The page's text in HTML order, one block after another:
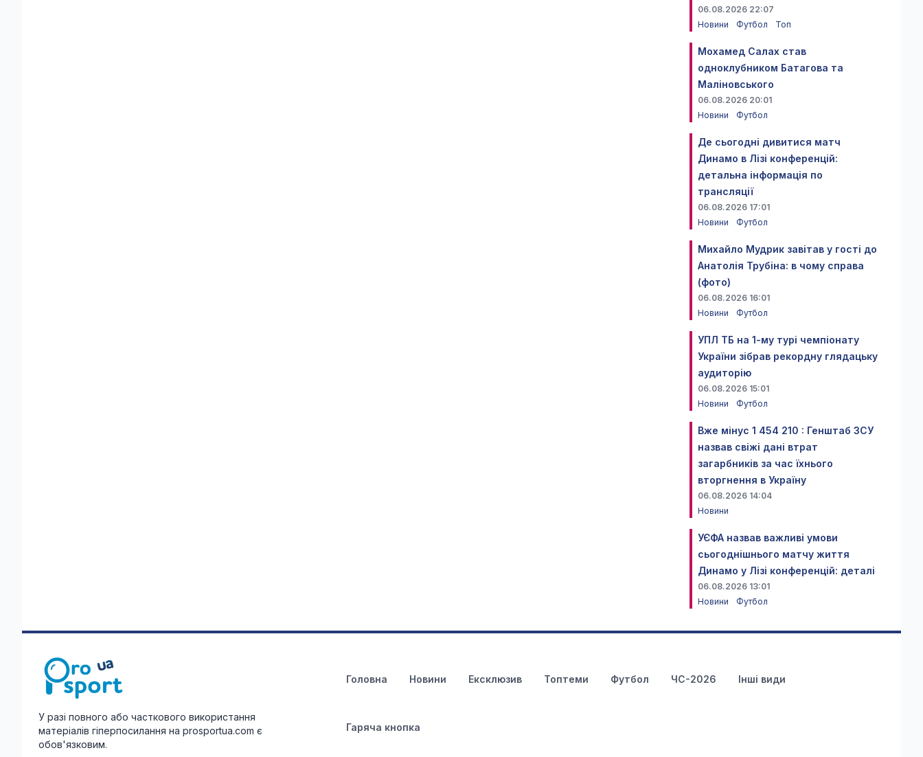
06.08.2026 22:07
Новини
Футбол Топ
Мохамед Салах став
одноклубником Батагова та
Маліновського
06.08.2026 20:01
Новини
Футбол
Де сьогодні дивитися матч
Динамо в Лізі конференцій:
детальна інформація по
трансляції
06.08.2026 17:01
Новини
Футбол
Михайло Мудрик завітав у гості до
Анатолія Трубіна: в чому справа
(фото)
06.08.2026 16:01
Новини
Футбол
УПЛ ТБ на 1-му турі чемпіонату
України зібрав рекордну глядацьку
аудиторію
06.08.2026 15:01
Новини
Футбол
Вже мінус 1 454 210 : Генштаб ЗСУ
назвав свіжі дані втрат
загарбників за час їхнього
вторгнення в Україну
06.08.2026 14:04
Новини
УЄФА назвав важливі умови
сьогоднішнього матчу життя
Динамо у Лізі конференцій: деталі
06.08.2026 13:01
Новини
Футбол
У разі повного або часткового використання
матеріалів гіперпосилання на prosportua.com є
обов'язковим.
Головна Новини Ексклюзив Топтеми Футбол ЧС-2026 Інші види
Гаряча кнопка